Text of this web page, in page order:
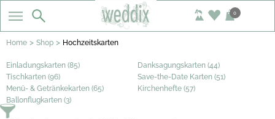
0
Home > Shop > Hochzeitskarten
Einladungskarten (85)
Danksagungskarten (44)
Tischkarten (96)
Save-the-Date Karten (51)
Menü- & Getränkekarten (65)
Kirchenhefte (57)
Ballonflugkarten (3)